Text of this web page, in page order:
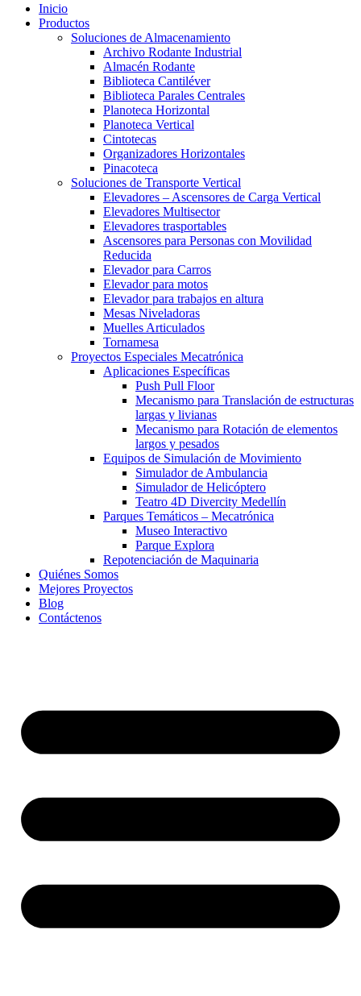
Inicio
Productos
Soluciones de Almacenamiento
Archivo Rodante Industrial
Almacén Rodante
Biblioteca Cantiléver
Biblioteca Parales Centrales
Planoteca Horizontal
Planoteca Vertical
Cintotecas
Organizadores Horizontales
Pinacoteca
Soluciones de Transporte Vertical
Elevadores – Ascensores de Carga Vertical
Elevadores Multisector
Elevadores trasportables
Ascensores para Personas con Movilidad
Reducida
Elevador para Carros
Elevador para motos
Elevador para trabajos en altura
Mesas Niveladoras
Muelles Articulados
Tornamesa
Proyectos Especiales Mecatrónica
Aplicaciones Específicas
Push Pull Floor
Mecanismo para Translación de estructuras
largas y livianas
Mecanismo para Rotación de elementos
largos y pesados
Equipos de Simulación de Movimiento
Simulador de Ambulancia
Simulador de Helicóptero
Teatro 4D Divercity Medellín
Parques Temáticos – Mecatrónica
Museo Interactivo
Parque Explora
Repotenciación de Maquinaria
Quiénes Somos
Mejores Proyectos
Blog
Contáctenos